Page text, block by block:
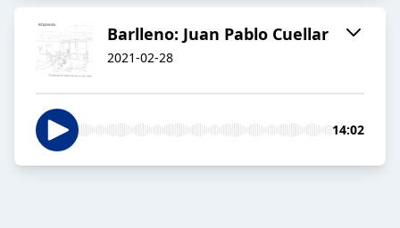
Barlleno: Juan Pablo Cuellar
2021-02-28
14:02